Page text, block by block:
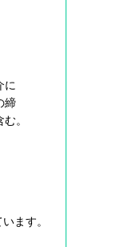
に
締
。
ます。